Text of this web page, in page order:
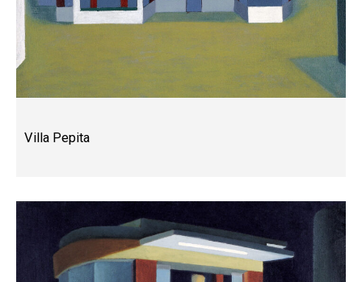
Villa Pepita